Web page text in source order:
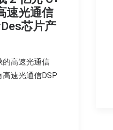
速光通信
芯片产
的高速光通信
高速光通信DSP